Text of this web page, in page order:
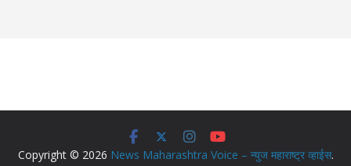
Copyright © 2026 News Maharashtra Voice – न्युज महाराष्ट्र व्हाईस.